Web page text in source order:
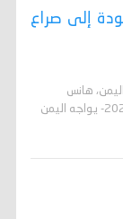
إلى صراع
هانس
غروندبرغ، بشأن الوضع في اليمن عمّان، 7 آبأغسطس 2026- يواجه اليمن